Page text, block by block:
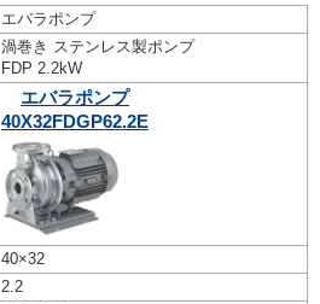
エバラポンプ
渦巻き ステンレス製ポンプ
FDP 2.2kW
エバラポンプ
40X32FDGP62.2E
40×32
2.2